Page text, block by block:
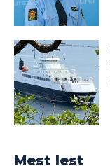
Mest lest